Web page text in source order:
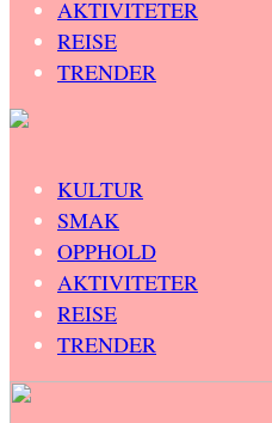
AKTIVITETER
REISE
TRENDER
KULTUR
SMAK
OPPHOLD
AKTIVITETER
REISE
TRENDER